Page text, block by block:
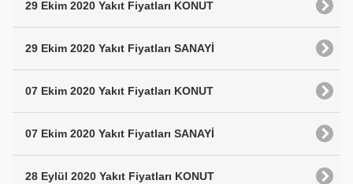
29 Ekim 2020 Yakıt Fiyatları KONUT
29 Ekim 2020 Yakıt Fiyatları SANAYİ
07 Ekim 2020 Yakıt Fiyatları KONUT
07 Ekim 2020 Yakıt Fiyatları SANAYİ
28 Eylül 2020 Yakıt Fiyatları KONUT